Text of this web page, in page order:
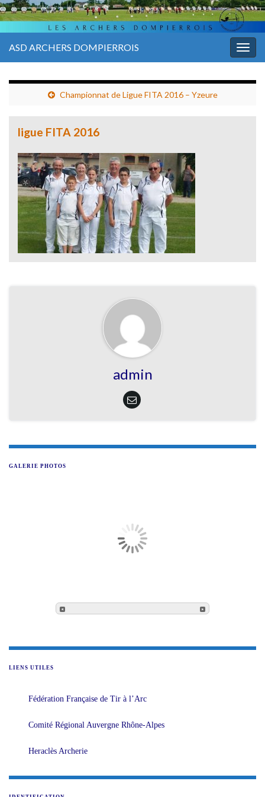
ASD ARCHERS DOMPIERROIS
Championnat de Ligue FITA 2016 – Yzeure
ligue FITA 2016
admin
GALERIE PHOTOS
LIENS UTILES
Fédération Française de Tir à l’Arc
Comité Régional Auvergne Rhône-Alpes
Heraclès Archerie